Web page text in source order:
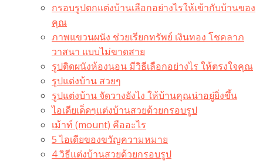
กรอบรูปตกแต่งบ้านเลือกอย่างไรให้เข้ากับบ้านของ
คุณ
ภาพแขวนผนัง ช่วยเรียกทรัพย์ เงินทอง โชคลาภ
วาสนา แบบไม่ขาดสาย
รูปติดผนังห้องนอน มีวิธีเลือกอย่างไร ให้ตรงใจคุณ
รูปแต่งบ้าน สวยๆ
รูปแต่งบ้าน จัดวางยังไง ให้บ้านคุณน่าอยู่ยิ่งขึ้น
ไอเดียเด็ดๆแต่งบ้านสวยด้วยกรอบรูป
เม้าท์ (mount) คืออะไร​
5 ไอเดียของขวัญความหมาย
4 วิธีแต่งบ้านสวยด้วยกรอบรูป